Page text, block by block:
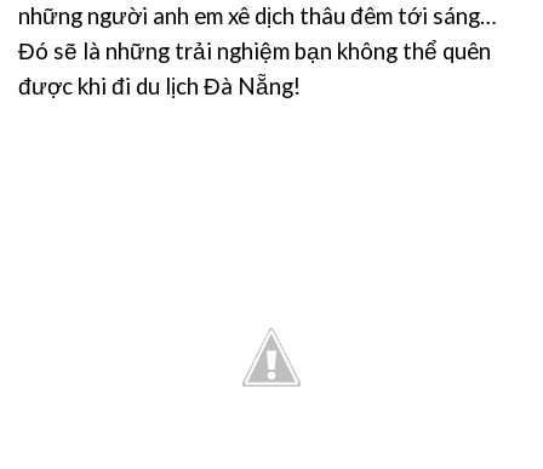
những người anh em xê dịch thâu đêm tới sáng…
Đó sẽ là những trải nghiệm bạn không thể quên
được khi đi du lịch Đà Nẵng!